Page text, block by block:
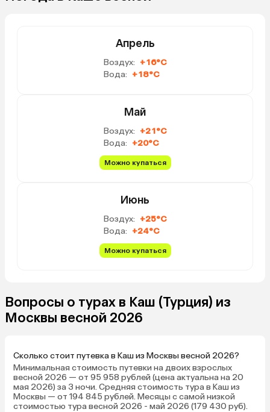
Апрель
Воздух: +16°C
Вода: +18°C
Май
Воздух: +21°C
Вода: +20°C
Можно купаться
Июнь
Воздух: +25°C
Вода: +24°C
Можно купаться
Вопросы о турах в Каш (Турция) из
Москвы весной 2026
Сколько стоит путевка в Каш из Москвы весной 2026?
Минимальная стоимость путевки на двоих взрослых
весной 2026 — от 95 958 рублей (цена актуальна на 20
мая 2026) за 3 ночи. Средняя стоимость тура в Каш из
Москвы — от 194 845 рублей. Месяцы с самой низкой
стоимостью тура весной 2026 - май 2026 (179 430 руб).